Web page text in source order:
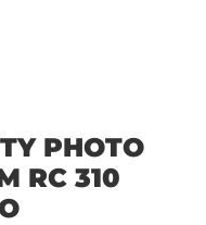
PHOTO
RC 310